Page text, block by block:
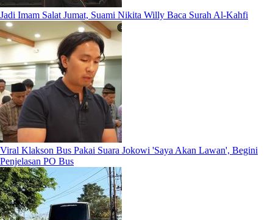
Jadi Imam Salat Jumat, Suami Nikita Willy Baca Surah Al-Kahfi
Viral Klakson Bus Pakai Suara Jokowi 'Saya Akan Lawan', Begini
Penjelasan PO Bus